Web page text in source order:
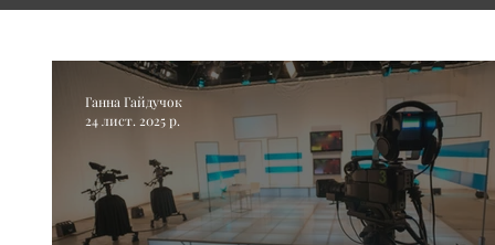
Ганна Гайдучок
24 лист. 2025 р.